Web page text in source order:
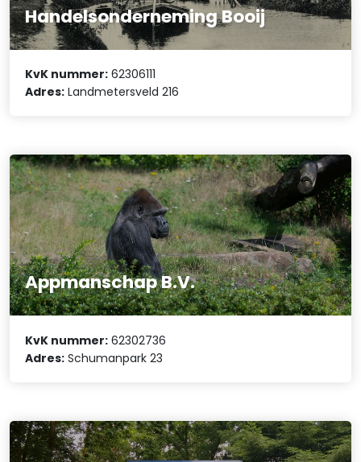
Handelsonderneming Booij
KvK nummer: 62306111
Adres: Landmetersveld 216
Appmanschap B.V.
KvK nummer: 62302736
Adres: Schumanpark 23